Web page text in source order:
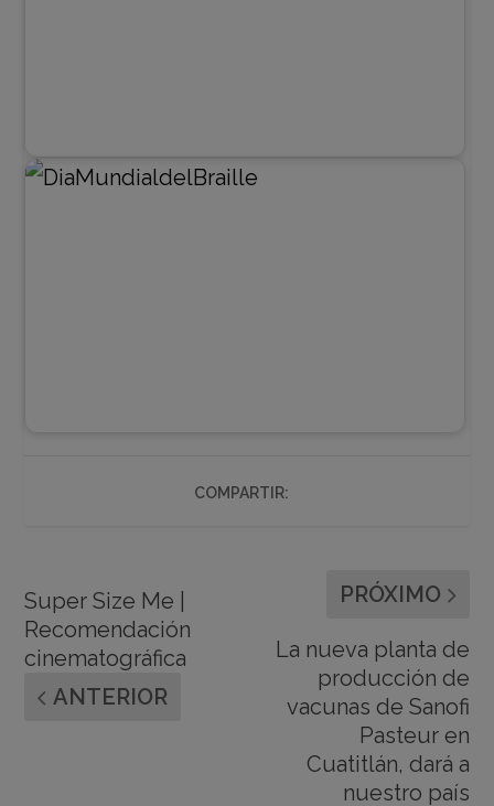
COMPARTIR:
Super Size Me |
Recomendación
cinematográfica
ANTERIOR
PRÓXIMO
La nueva planta de
producción de
vacunas de Sanofi
Pasteur en
Cuatitlán, dará a
nuestro país